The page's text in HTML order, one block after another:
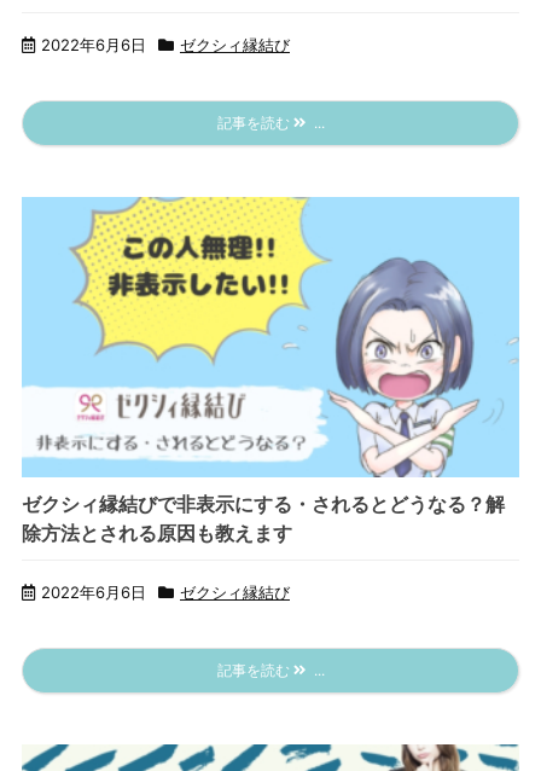
2022年6月6日 ゼクシィ縁結び
記事を読む ...
ゼクシィ縁結びで非表示にする・されるとどうなる？解
除方法とされる原因も教えます
2022年6月6日 ゼクシィ縁結び
記事を読む ...